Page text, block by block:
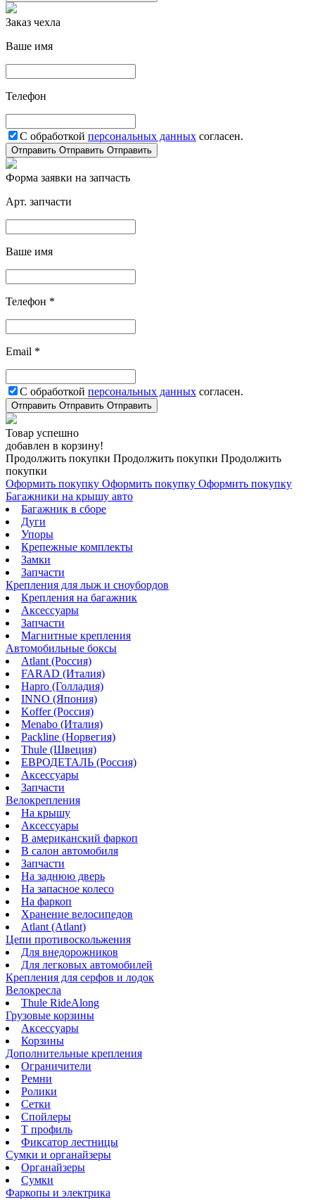
Заказ чехла
Ваше имя
Телефон
С обработкой персональных данных согласен.
Отправить Отправить Отправить
Форма заявки на запчасть
Арт. запчасти
Ваше имя
Телефон *
Email *
С обработкой персональных данных согласен.
Отправить Отправить Отправить
Товар успешно
добавлен в корзину!
Продолжить покупки Продолжить покупки Продолжить
покупки
Оформить покупку Оформить покупку Оформить покупку
Багажники на крышу авто
Багажник в сборе
Дуги
Упоры
Крепежные комплекты
Замки
Запчасти
Крепления для лыж и сноубордов
Крепления на багажник
Аксессуары
Запчасти
Магнитные крепления
Автомобильные боксы
Atlant (Россия)
FARAD (Италия)
Hapro (Голладия)
INNO (Япония)
Koffer (Россия)
Menabo (Италия)
Packline (Норвегия)
Thule (Швеция)
ЕВРОДЕТАЛЬ (Россия)
Аксессуары
Запчасти
Велокрепления
На крышу
Аксессуары
В американский фаркоп
В салон автомобиля
Запчасти
На заднюю дверь
На запасное колесо
На фаркоп
Хранение велосипедов
Atlant (Atlant)
Цепи противоскольжения
Для внедорожников
Для легковых автомобилей
Крепления для серфов и лодок
Велокресла
Thule RideAlong
Грузовые корзины
Аксессуары
Корзины
Дополнительные крепления
Ограничители
Ремни
Ролики
Сетки
Спойлеры
Т профиль
Фиксатор лестницы
Сумки и органайзеры
Органайзеры
Сумки
Фаркопы и электрика